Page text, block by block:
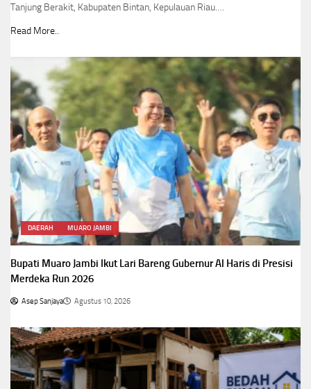
Tanjung Berakit, Kabupaten Bintan, Kepulauan Riau.…
Read More..
DAERAH MUARO JAMBI
Bupati Muaro Jambi Ikut Lari Bareng Gubernur Al Haris di Presisi
Merdeka Run 2026
Asep Sanjaya Agustus 10, 2026